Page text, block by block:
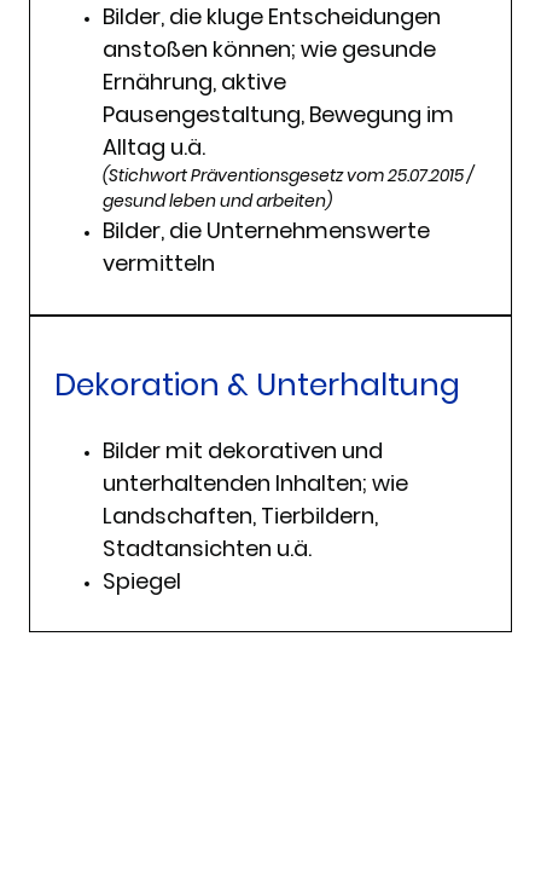
Bilder, die kluge Entscheidungen
anstoßen können; wie gesunde
Ernährung, aktive
Pausengestaltung, Bewegung im
Alltag u.ä.
(Stichwort Präventionsgesetz vom 25.07.2015 /
gesund leben und arbeiten)
Bilder, die Unternehmenswerte
vermitteln
Dekoration & Unterhaltung
Bilder mit dekorativen und
unterhaltenden Inhalten; wie
Landschaften, Tierbildern,
Stadtansichten u.ä.
Spiegel